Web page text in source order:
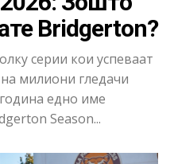
Bridgerton?
серии кои успеваат
милиони гледачи
едно име
Season...